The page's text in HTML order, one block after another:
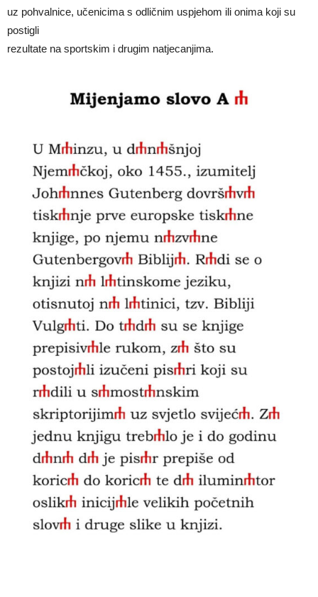
uz pohvalnice, učenicima s odličnim uspjehom ili onima koji su
postigli
rezultate na sportskim i drugim natjecanjima.